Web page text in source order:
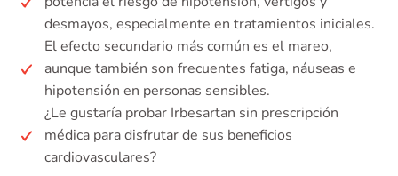
desmayos, especialmente en tratamientos iniciales.
El efecto secundario más común es el mareo,
aunque también son frecuentes fatiga, náuseas e
hipotensión en personas sensibles.
¿Le gustaría probar Irbesartan sin prescripción
médica para disfrutar de sus beneficios
cardiovasculares?